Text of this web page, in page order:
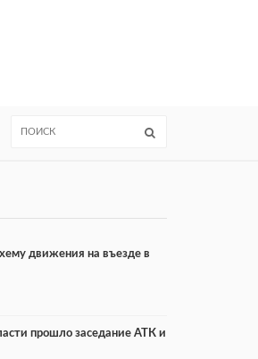
движения на въезде в
прошло заседание АТК и